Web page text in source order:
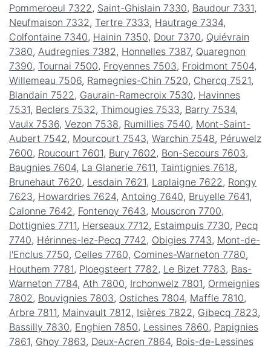
Pommeroeul 7322 , Saint-Ghislain 7330, Baudour 7331,
Neufmaison 7332 , Tertre 7333, Hautrage 7334,
Colfontaine 7340, Hainin 7350, Dour 7370, Quiévrain
7380, Audregnies 7382 , Honnelles 7387, Quaregnon
7390, Tournai 7500, Froyennes 7503, Froidmont 7504,
Willemeau 7506, Ramegnies-Chin 7520, Chercq 7521,
Blandain 7522 , Gaurain-Ramecroix 7530, Havinnes
7531, Beclers 7532 , Thimougies 7533, Barry 7534,
Vaulx 7536, Vezon 7538, Rumillies 7540, Mont-Saint-
Aubert 7542 , Mourcourt 7543, Warchin 7548, Péruwelz
7600, Roucourt 7601, Bury 7602 , Bon-Secours 7603,
Baugnies 7604, La Glanerie 7611, Taintignies 7618,
Brunehaut 7620, Lesdain 7621, Laplaigne 7622 , Rongy
7623, Howardries 7624, Antoing 7640, Bruyelle 7641,
Calonne 7642 , Fontenoy 7643, Mouscron 7700,
Dottignies 7711, Herseaux 7712 , Estaimpuis 7730, Pecq
7740, Hérinnes-lez-Pecq 7742 , Obigies 7743, Mont-de-
l'Enclus 7750, Celles 7760, Comines-Warneton 7780,
Houthem 7781, Ploegsteert 7782 , Le Bizet 7783, Bas-
Warneton 7784, Ath 7800, Irchonwelz 7801, Ormeignies
7802 , Bouvignies 7803, Ostiches 7804, Maffle 7810,
Arbre 7811, Mainvault 7812 , Isières 7822 , Gibecq 7823,
Bassilly 7830, Enghien 7850, Lessines 7860, Papignies
7861, Ghoy 7863, Deux-Acren 7864, Bois-de-Lessines